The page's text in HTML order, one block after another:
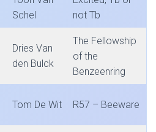
Schel
not Tb
Dries Van
den Bulck
The Fellowship
of the
Benzeenring
Tom De Wit R57 – Beeware